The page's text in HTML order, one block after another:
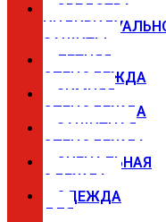
СРЕДСТВА
ЗАЩИТЫ
ЛЕТНЯЯ
СПЕЦОДЕЖДА
ЗИМНЯЯ
СПЕЦОДЕЖДА
ЗАЩИТНАЯ
СПЕЦОДЕЖДА
СИГНАЛЬНАЯ
ОДЕЖДА
ОДЕЖДА
ДЛЯ